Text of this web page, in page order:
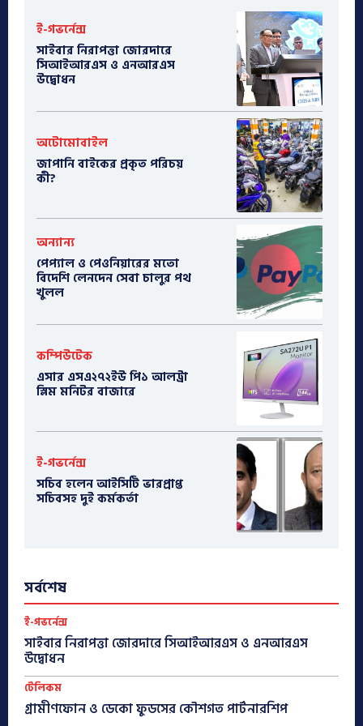
ই-গভর্নেন্স
সাইবার নিরাপত্তা জোরদারে
সিআইআরএস ও এনআরএস
উদ্বোধন
অটোমোবাইল
​জাপানি বাইকের প্রকৃত পরিচয়
কী?
অন্যান্য
পেপ্যাল ও পেওনিয়ারের মতো
বিদেশি লেনদেন সেবা চালুর পথ
খুলল
কম্পিউটেক
এসার এসএ২৭২ইউ পি১ আলট্রা
স্লিম মনিটর বাজারে
ই-গভর্নেন্স
সচিব হলেন আইসিটি ভারপ্রাপ্ত
সচিবসহ দুই কর্মকর্তা
সর্বশেষ
ই-গভর্নেন্স
সাইবার নিরাপত্তা জোরদারে সিআইআরএস ও এনআরএস
উদ্বোধন
টেলিকম
গ্রামীণফোন ও ডেকো ফুডসের কৌশগত পার্টনারশিপ